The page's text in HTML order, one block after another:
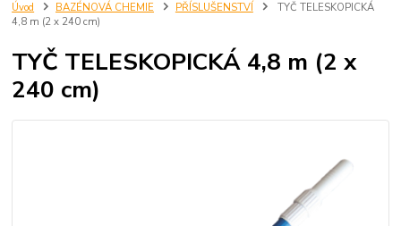
Úvod BAZÉNOVÁ CHEMIE PŘÍSLUŠENSTVÍ
TYČ TELESKOPICKÁ
4,8 m (2 x 240 cm)
TYČ TELESKOPICKÁ 4,8 m (2 x
240 cm)